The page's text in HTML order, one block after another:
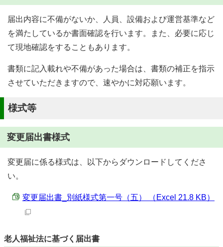
届出内容に不備がないか、人員、設備および運営基準など
を満たしているか書面確認を行います。また、必要に応じ
て現地確認をすることもあります。
書類に記入載れや不備があった場合は、書類の補正を指示
させていただきますので、速やかに対応願います。
様式等
変更届出書様式
変更届に係る様式は、以下からダウンロードしてくださ
い。
変更届出書_別紙様式第一号（五） （Excel 21.8 KB）
老人福祉法に基づく届出書